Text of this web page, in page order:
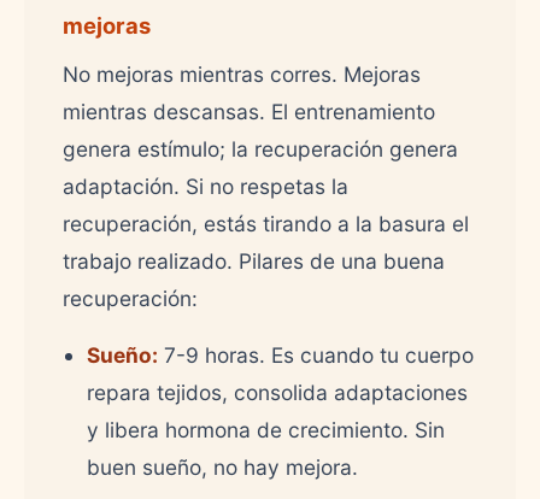
mejoras
No mejoras mientras corres. Mejoras
mientras descansas. El entrenamiento
genera estímulo; la recuperación genera
adaptación. Si no respetas la
recuperación, estás tirando a la basura el
trabajo realizado. Pilares de una buena
recuperación:
Sueño: 7-9 horas. Es cuando tu cuerpo
repara tejidos, consolida adaptaciones
y libera hormona de crecimiento. Sin
buen sueño, no hay mejora.